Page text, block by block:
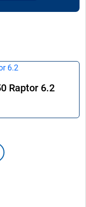
Raptor 6.2